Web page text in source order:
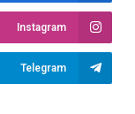
Instagram
Telegram